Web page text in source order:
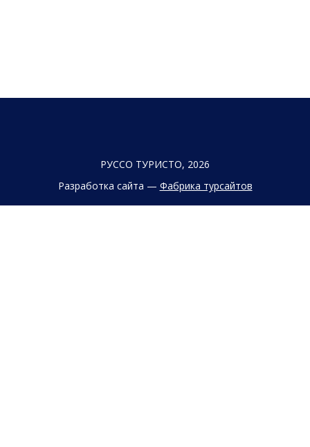
РУССО ТУРИСТО, 2026
Разработка сайта — Фабрика турсайтов